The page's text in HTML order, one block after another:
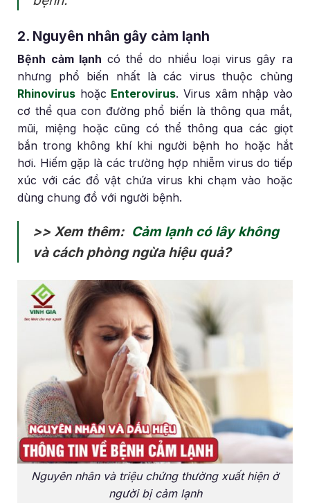
2. Nguyên nhân gây cảm lạnh
Bệnh cảm lạnh có thể do nhiều loại virus gây ra
nhưng phổ biến nhất là các virus thuộc chủng
Rhinovirus hoặc Enterovirus. Virus xâm nhập vào
cơ thể qua con đường phổ biến là thông qua mắt,
mũi, miệng hoặc cũng có thể thông qua các giọt
bắn trong không khí khi người bệnh ho hoặc hắt
hơi. Hiếm gặp là các trường hợp nhiễm virus do tiếp
xúc với các đồ vật chứa virus khi chạm vào hoặc
dùng chung đồ với người bệnh.
>> Xem thêm: Cảm lạnh có lây không
và cách phòng ngừa hiệu quả?
Nguyên nhân và triệu chứng thường xuất hiện ở
người bị cảm lạnh